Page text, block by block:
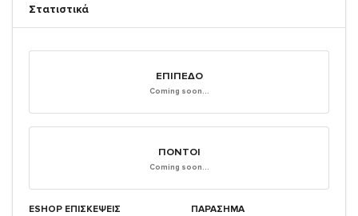
Στατιστικά
ΕΠΊΠΕΔΟ
Coming soon...
ΠΌΝΤΟΙ
Coming soon...
ESHOP ΕΠΙΣΚΈΨΕΙΣ ΠΑΡΑΣΗΜΑ